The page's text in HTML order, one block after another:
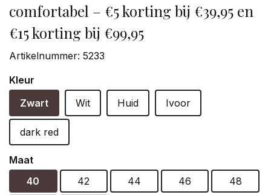
comfortabel – €5 korting bij €39,95 en
€15 korting bij €99,95
Artikelnummer: 5233
Kleur
Zwart
Wit Huid Ivoor
dark red
Maat
40
42 44 46 48